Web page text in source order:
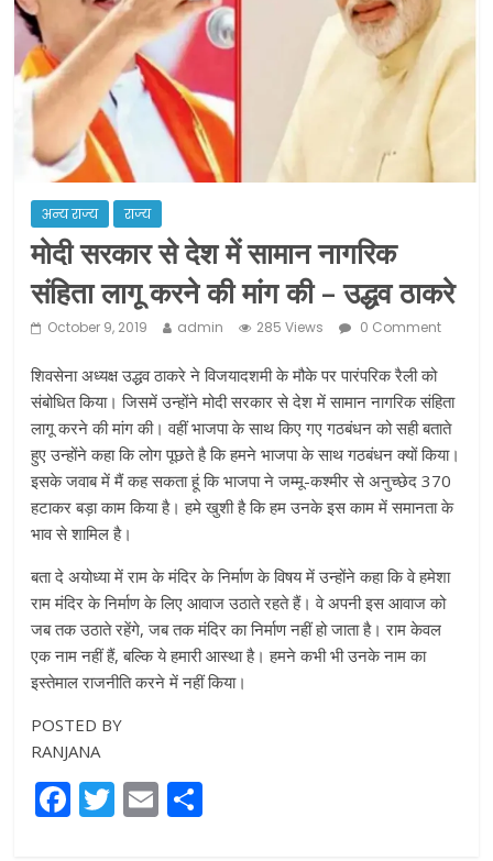
शराब और पान की दुकानों को ग्रीन जोन में
खोलने की मिली इजाजत: गृह मंत्रालय
दो हफ्ते के लिए बढ़ाया लॉकडाउन: गृह मंत्रालय
अन्य राज्य राज्य
मोदी सरकार से देश में सामान नागरिक
संहिता लागू करने की मांग की – उद्धव ठाकरे
October 9, 2019 admin 285 Views 0 Comment
शिवसेना अध्यक्ष उद्धव ठाकरे ने विजयादशमी के मौके पर पारंपरिक रैली को
संबोधित किया। जिसमें उन्होंने मोदी सरकार से देश में सामान नागरिक संहिता
लागू करने की मांग की। वहीं भाजपा के साथ किए गए गठबंधन को सही बताते
हुए उन्होंने कहा कि लोग पूछते है कि हमने भाजपा के साथ गठबंधन क्यों किया।
इसके जवाब में मैं कह सकता हूं कि भाजपा ने जम्मू-कश्मीर से अनुच्छेद 370
हटाकर बड़ा काम किया है। हमे खुशी है कि हम उनके इस काम में समानता के
भाव से शामिल है।
बता दे अयोध्या में राम के मंदिर के निर्माण के विषय में उन्होंने कहा कि वे हमेशा
राम मंदिर के निर्माण के लिए आवाज उठाते रहते हैं। वे अपनी इस आवाज को
जब तक उठाते रहेंगे, जब तक मंदिर का निर्माण नहीं हो जाता है। राम केवल
एक नाम नहीं हैं, बल्कि ये हमारी आस्था है। हमने कभी भी उनके नाम का
इस्तेमाल राजनीति करने में नहीं किया।
POSTED BY
RANJANA
F
a
T
w
E
m